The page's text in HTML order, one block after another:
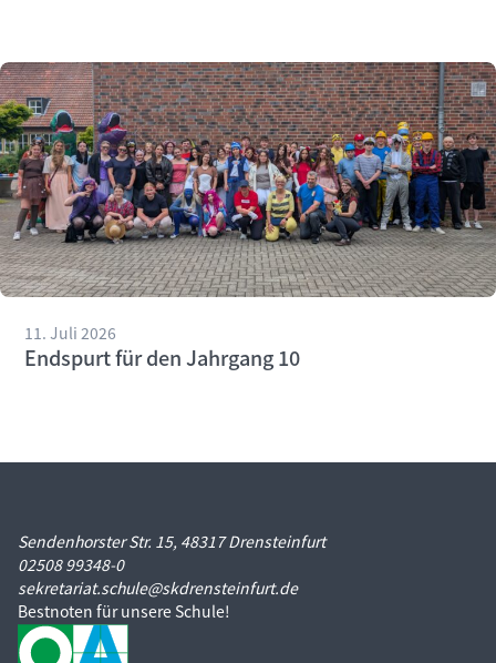
11. Juli 2026
Endspurt für den Jahrgang 10
Sendenhorster Str. 15, 48317 Drensteinfurt
02508 99348-0
sekretariat.schule@skdrensteinfurt.de
Bestnoten für unsere Schule!